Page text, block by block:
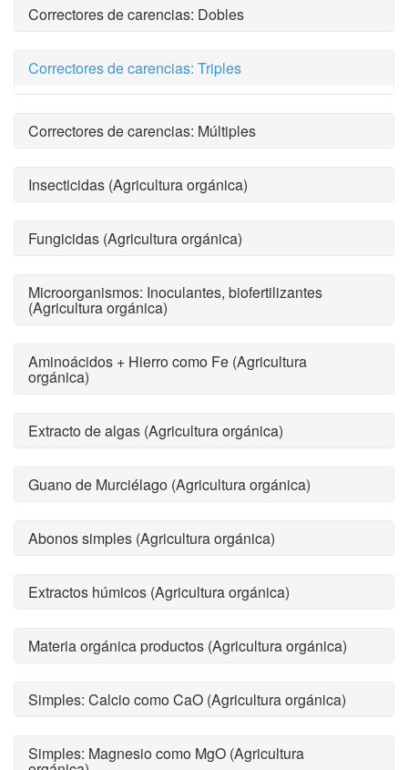
Correctores de carencias: Dobles
Correctores de carencias: Triples
Correctores de carencias: Múltiples
Insecticidas (Agricultura orgánica)
Fungicidas (Agricultura orgánica)
Microorganismos: Inoculantes, biofertilizantes
(Agricultura orgánica)
Aminoácidos + Hierro como Fe (Agricultura
orgánica)
Extracto de algas (Agricultura orgánica)
Guano de Murciélago (Agricultura orgánica)
Abonos simples (Agricultura orgánica)
Extractos húmicos (Agricultura orgánica)
Materia orgánica productos (Agricultura orgánica)
Simples: Calcio como CaO (Agricultura orgánica)
Simples: Magnesio como MgO (Agricultura